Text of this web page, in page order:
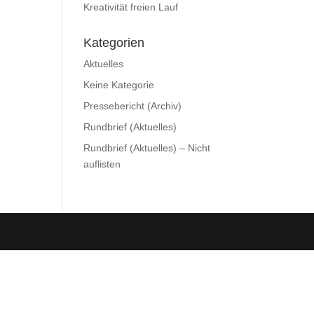
Kreativität freien Lauf
Kategorien
Aktuelles
Keine Kategorie
Pressebericht (Archiv)
Rundbrief (Aktuelles)
Rundbrief (Aktuelles) – Nicht
auflisten